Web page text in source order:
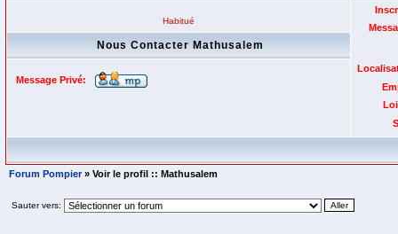
Habitué
Nous Contacter Mathusalem
Message Privé:
Forum Pompier» Voir le profil :: Mathusalem
Sauter vers: